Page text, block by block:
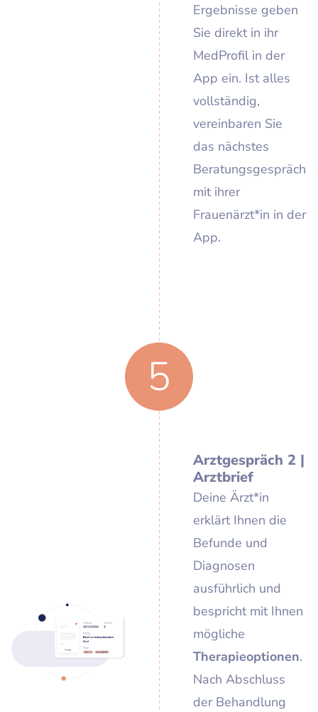
Ergebnisse geben
Sie direkt in ihr
MedProfil in der
App ein. Ist alles
vollständig,
vereinbaren Sie
das nächstes
Beratungsgespräch
mit ihrer
Frauenärzt*in in der
App.
5
Arztgespräch 2 |
Arztbrief
Deine Ärzt*in
erklärt Ihnen die
Befunde und
Diagnosen
ausführlich und
bespricht mit Ihnen
mögliche
Therapieoptionen.
Nach Abschluss
der Behandlung